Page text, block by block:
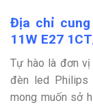
Địa chỉ cung
11W E27
Tự hào là đơn vị
đèn led Philips
mong muốn sở